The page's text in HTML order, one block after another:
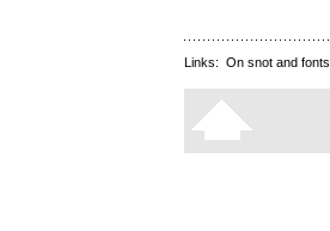
Links: On snot and fonts